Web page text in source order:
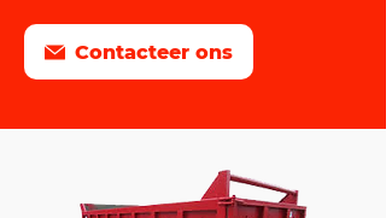
Contacteer ons